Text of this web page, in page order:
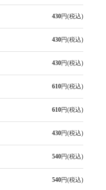
430円(税込)
430円(税込)
430円(税込)
610円(税込)
610円(税込)
430円(税込)
540円(税込)
540円(税込)